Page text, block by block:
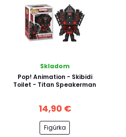
Skladom
Pop! Animation - Skibidi
Toilet - Titan Speakerman
14,90 €
Figúrka